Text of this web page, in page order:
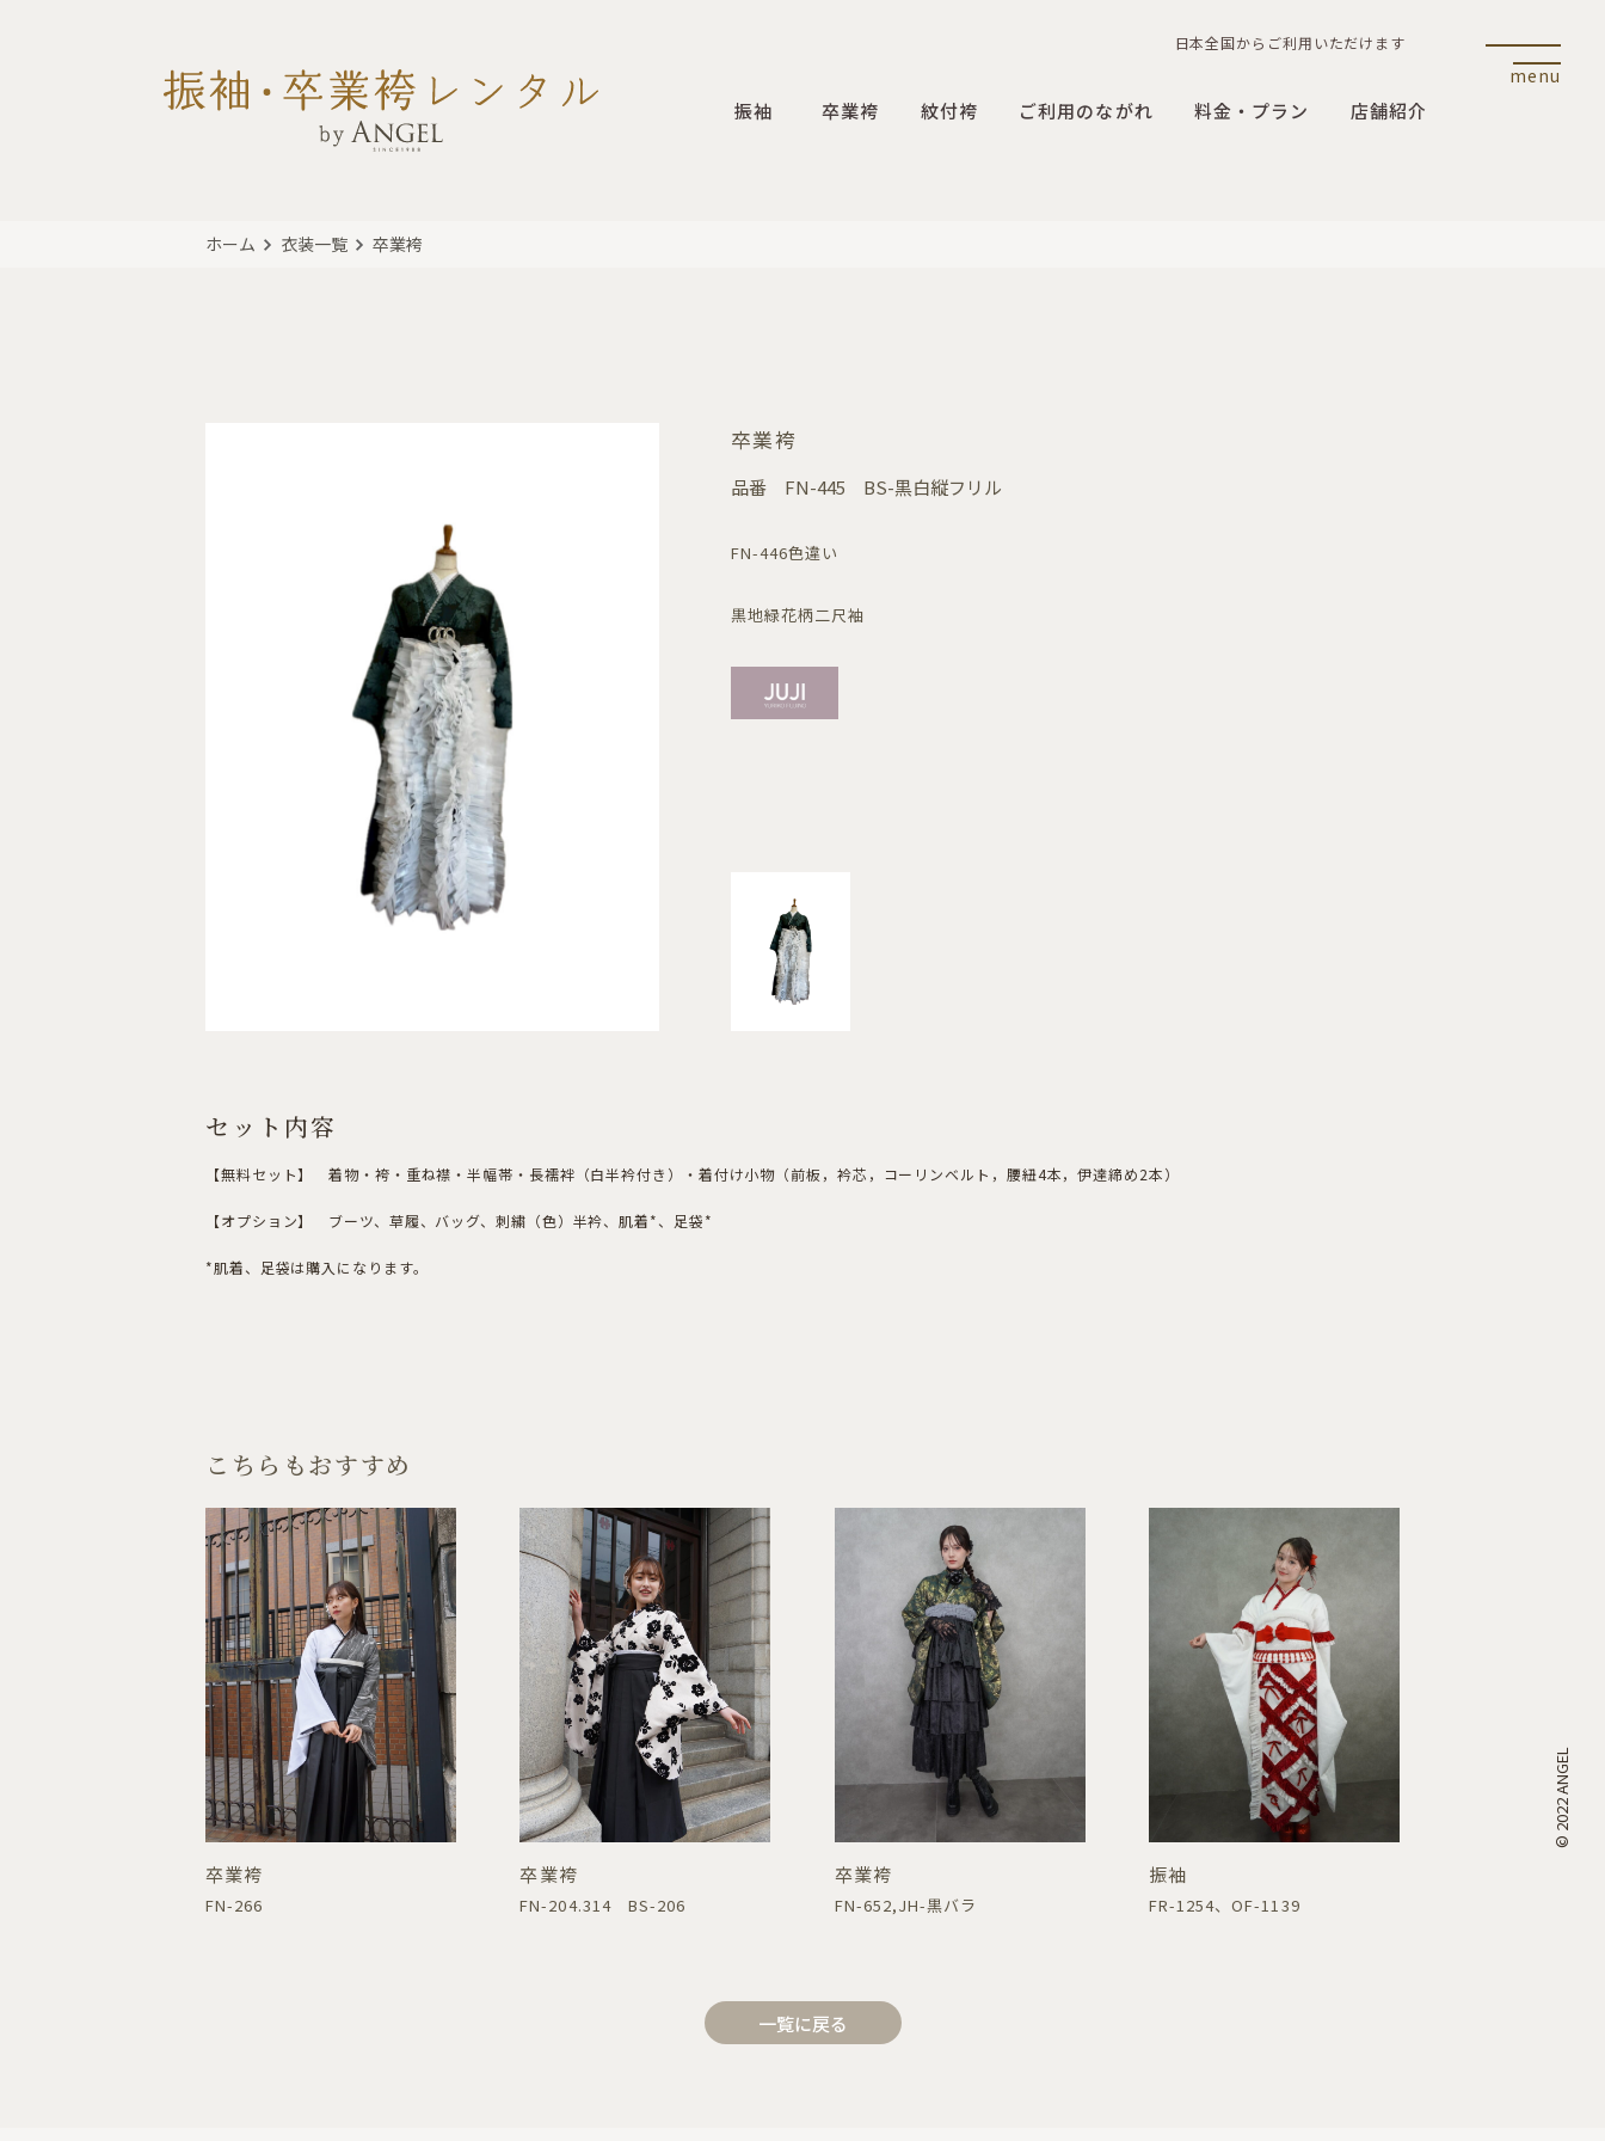
日本全国からご利用いただけます
振袖 卒業袴 紋付袴 ご利用のながれ 料金・プラン 店舗紹介
menu
ホーム 衣装一覧 卒業袴
卒業袴
品番 FN-445 BS-黒白縦フリル
FN-446色違い
黒地緑花柄二尺袖
セット内容
【無料セット】 着物・袴・重ね襟・半幅帯・長襦袢（白半衿付き）・着付け小物（前板，衿芯，コーリンベルト，腰紐4本，伊達締め2本）
【オプション】 ブーツ、草履、バッグ、刺繍（色）半衿、肌着*、足袋*
*肌着、足袋は購入になります。
こちらもおすすめ
卒業袴
FN-266
卒業袴
FN-204.314 BS-206
卒業袴
FN-652,JH-黒バラ
振袖
FR-1254、OF-1139
一覧に戻る
© 2022 ANGEL